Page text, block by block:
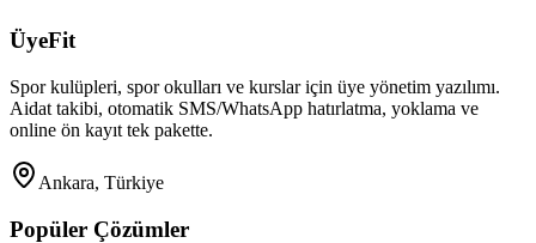
ÜyeFit
Spor kulüpleri, spor okulları ve kurslar için üye yönetim yazılımı.
Aidat takibi, otomatik SMS/WhatsApp hatırlatma, yoklama ve
online ön kayıt tek pakette.
Ankara, Türkiye
Popüler Çözümler